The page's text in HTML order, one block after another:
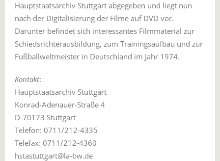
Hauptstaatsarchiv Stuttgart abgegeben und liegt nun
nach der Digitalisierung der Filme auf DVD vor.
Darunter befindet sich interessantes Filmmaterial zur
Schiedsrichterausbildung, zum Trainingsaufbau und zur
Fußballweltmeister in Deutschland im Jahr 1974.
Kontakt:
Hauptstaatsarchiv Stuttgart
Konrad-Adenauer-Straße 4
D-70173 Stuttgart
Telefon: 0711/212-4335
Telefax: 0711/212-4360
hstastuttgart@la-bw.de